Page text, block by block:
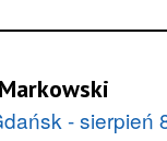
- sierpień